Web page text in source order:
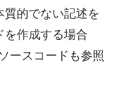
質的でない記述を
を作成する場合
ースコードも参照